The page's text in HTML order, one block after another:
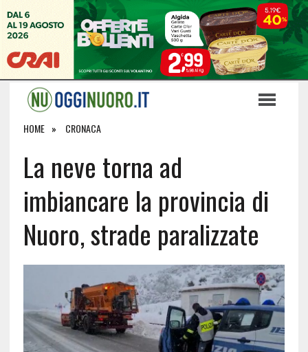
HOME CRONACA
La neve torna ad
imbiancare la provincia di
Nuoro, strade paralizzate